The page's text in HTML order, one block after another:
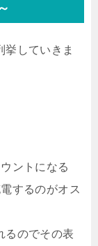
挙していきま
ントになる
するのがオス
るのでその表